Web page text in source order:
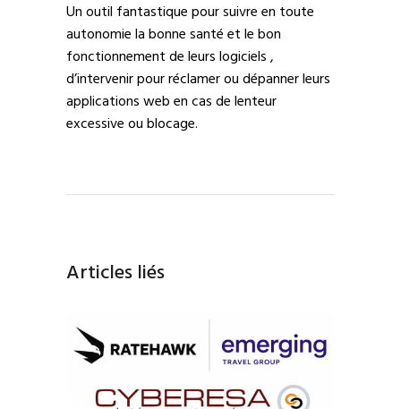
Un outil fantastique pour suivre en toute
autonomie la bonne santé et le bon
fonctionnement de leurs logiciels ,
d’intervenir pour réclamer ou dépanner leurs
applications web en cas de lenteur
excessive ou blocage.
Articles liés